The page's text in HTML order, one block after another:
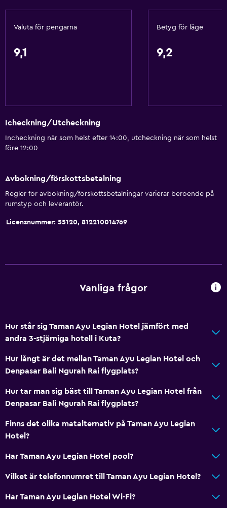
Valuta för pengarna
9,1
Betyg för läge
9,2
Icheckning/Utcheckning
Incheckning när som helst efter 14:00, utcheckning när som helst
före 12:00
Avbokning/förskottsbetalning
Regler för avbokning/förskottsbetalningar varierar beroende på
rumstyp och leverantör.
Licensnummer: 55120, 812210014769
Vanliga frågor
Hur står sig Taman Ayu Legian Hotel jämfört med
andra 3-stjärniga hotell i Kuta?
Hur långt är det mellan Taman Ayu Legian Hotel och
Denpasar Bali Ngurah Rai flygplats?
Hur tar man sig bäst till Taman Ayu Legian Hotel från
Denpasar Bali Ngurah Rai flygplats?
Finns det olika matalternativ på Taman Ayu Legian
Hotel?
Har Taman Ayu Legian Hotel pool?
Vilket är telefonnumret till Taman Ayu Legian Hotel?
Har Taman Ayu Legian Hotel Wi-Fi?